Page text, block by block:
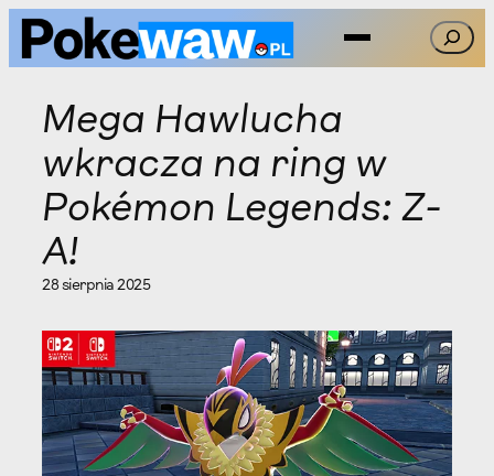
Przejdź
Szukaj
Mega Hawlucha
wkracza na ring w
Pokémon Legends: Z-
A!
28 sierpnia 2025